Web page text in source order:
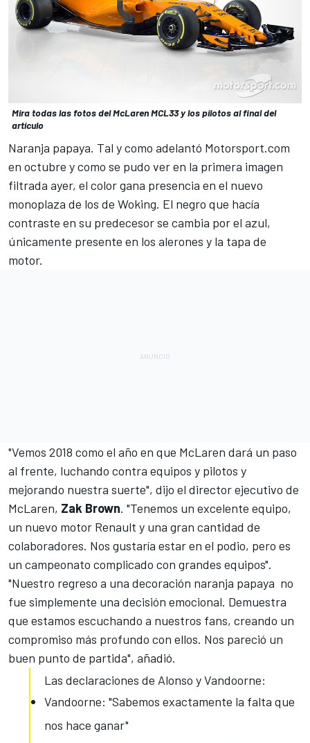
Mira todas las fotos del McLaren MCL33 y los pilotos al final del
artículo
Naranja papaya. Tal y como adelantó Motorsport.com
en octubre y como se pudo ver en la primera imagen
filtrada ayer, el color gana presencia en el nuevo
monoplaza de los de Woking. El negro que hacía
contraste en su predecesor se cambia por el azul,
únicamente presente en los alerones y la tapa de
motor.
"Vemos 2018 como el año en que McLaren dará un paso
al frente, luchando contra equipos y pilotos y
mejorando nuestra suerte", dijo el director ejecutivo de
McLaren, Zak Brown. "Tenemos un excelente equipo,
un nuevo motor Renault y una gran cantidad de
colaboradores. Nos gustaría estar en el podio, pero es
un campeonato complicado con grandes equipos".
"Nuestro regreso a una decoración naranja papaya no
fue simplemente una decisión emocional. Demuestra
que estamos escuchando a nuestros fans, creando un
compromiso más profundo con ellos. Nos pareció un
buen punto de partida", añadió.
Las declaraciones de Alonso y Vandoorne:
Vandoorne: "Sabemos exactamente la falta que
nos hace ganar"